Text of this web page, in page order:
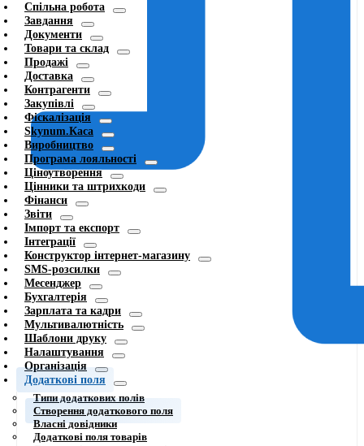
Спільна робота
Завдання
Документи
Товари та склад
Продажі
Доставка
Контрагенти
Закупівлі
Фіскалізація
Skynum.Каса
Виробництво
Програма лояльності
Ціноутворення
Цінники та штрихкоди
Фінанси
Звіти
Імпорт та експорт
Інтеграції
Конструктор інтернет-магазину
SMS-розсилки
Месенджер
Бухгалтерія
Зарплата та кадри
Мультивалютність
Шаблони друку
Налаштування
Організація
Додаткові поля
Типи додаткових полів
Створення додаткового поля
Власні довідники
Додаткові поля товарів